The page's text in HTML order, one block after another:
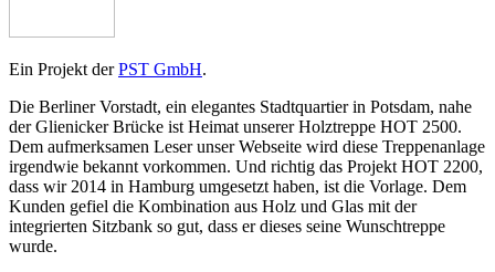
Ein Projekt derPST GmbH.
Die Berliner Vorstadt, ein elegantes Stadtquartier in Potsdam, nahe
der Glienicker Brücke ist Heimat unserer Holztreppe HOT 2500.
Dem aufmerksamen Leser unser Webseite wird diese Treppenanlage
irgendwie bekannt vorkommen. Und richtig das Projekt HOT 2200,
dass wir 2014 in Hamburg umgesetzt haben, ist die Vorlage. Dem
Kunden gefiel die Kombination aus Holz und Glas mit der
integrierten Sitzbank so gut, dass er dieses seine Wunschtreppe
wurde.